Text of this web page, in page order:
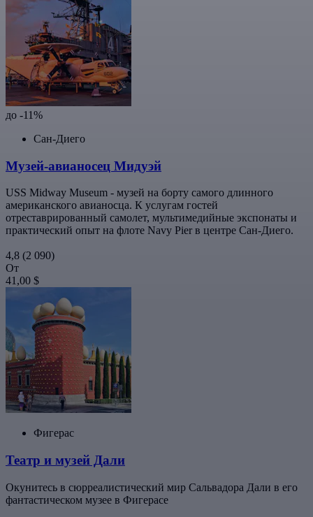
до -11%
Сан-Диего
Музей-авианосец Мидуэй
USS Midway Museum - музей на борту самого длинного
американского авианосца. К услугам гостей
отреставрированный самолет, мультимедийные экспонаты и
практический опыт на флоте Navy Pier в центре Сан-Диего.
4,8 (2 090)
От
41,00 $
Фигерас
Театр и музей Дали
Окунитесь в сюрреалистический мир Сальвадора Дали в его
фантастическом музее в Фигерасе